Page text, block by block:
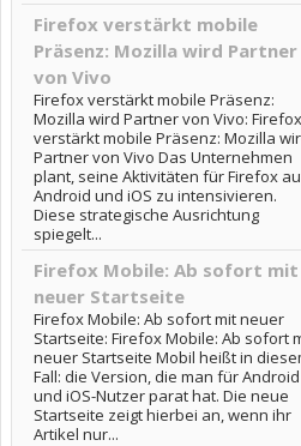
Firefox verstärkt mobile
Präsenz: Mozilla wird Partner
von Vivo
Firefox verstärkt mobile Präsenz:
Mozilla wird Partner von Vivo: Firefox
verstärkt mobile Präsenz: Mozilla
Partner von Vivo Das Unternehmen
plant, seine Aktivitäten für Firefox
Android und iOS zu intensivieren.
Diese strategische Ausrichtung
spiegelt...
Firefox Mobile: Ab sofort mit
neuer Startseite
Firefox Mobile: Ab sofort mit neuer
Startseite: Firefox Mobile: Ab sofort
neuer Startseite Mobil heißt in
Fall: die Version, die man für Android
und iOS-Nutzer parat hat. Die neue
Startseite zeigt hierbei an, wenn ihr
Artikel nur...